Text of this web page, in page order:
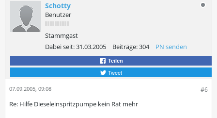
Schotty
Benutzer
Stammgast
Dabei seit:31.03.2005 Beiträge:304 PN senden
Teilen
Tweet
#6
07.09.2005, 09:08
Re: Hilfe Dieseleinspritzpumpe kein Rat mehr